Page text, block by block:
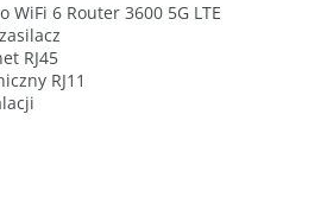
WiFi 6 Router 3600 5G LTE
RJ45
RJ11